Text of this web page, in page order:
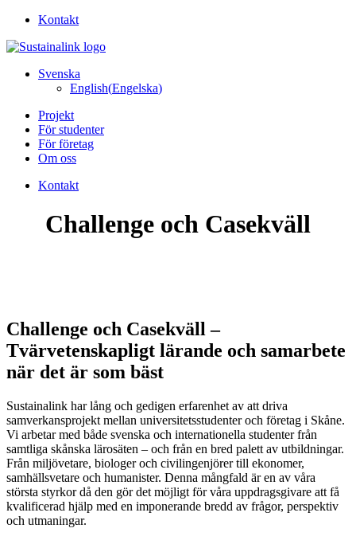
Kontakt
Svenska
English(Engelska)
Projekt
För studenter
För företag
Om oss
Kontakt
Challenge och Casekväll
Challenge och Casekväll –
Tvärvetenskapligt lärande och samarbete
när det är som bäst
Sustainalink har lång och gedigen erfarenhet av att driva
samverkansprojekt mellan universitetsstudenter och företag i Skåne.
Vi arbetar med både svenska och internationella studenter från
samtliga skånska lärosäten – och från en bred palett av utbildningar.
Från miljövetare, biologer och civilingenjörer till ekonomer,
samhällsvetare och humanister. Denna mångfald är en av våra
största styrkor då den gör det möjligt för våra uppdragsgivare att få
kvalificerad hjälp med en imponerande bredd av frågor, perspektiv
och utmaningar.